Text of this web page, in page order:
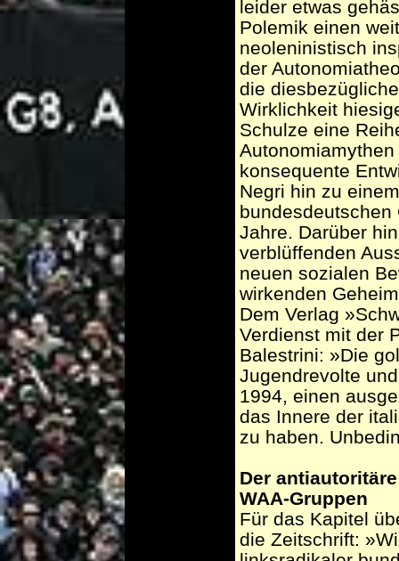
leider etwas
Polemik einen
neoleninistisch
der
die
Wirklichkeit
Schulze eine
konsequente
Negri hin zu
bundesdeutschen
Jahre. Darüber
verblüffenden
neuen sozialen
wirkenden
Dem Verlag
Verdienst mit der
Balestrini: »Die
Jugendrevolte
1994, einen
das Innere der
zu haben.
Der
WAA-Gruppen
Für das Kapitel
die Zeitschrift: